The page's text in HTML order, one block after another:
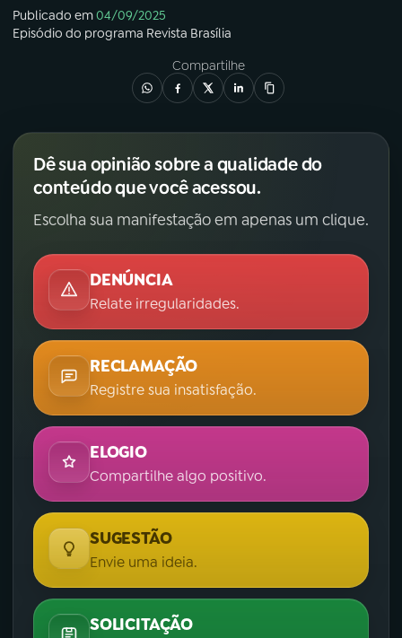
Publicado em04/09/2025
Episódio do programa Revista Brasília
Compartilhe
Dê sua opinião sobre a qualidade do
conteúdo que você acessou.
Escolha sua manifestação em apenas um clique.
DENÚNCIA
Relate irregularidades.
RECLAMAÇÃO
Registre sua insatisfação.
ELOGIO
Compartilhe algo positivo.
SUGESTÃO
Envie uma ideia.
SOLICITAÇÃO